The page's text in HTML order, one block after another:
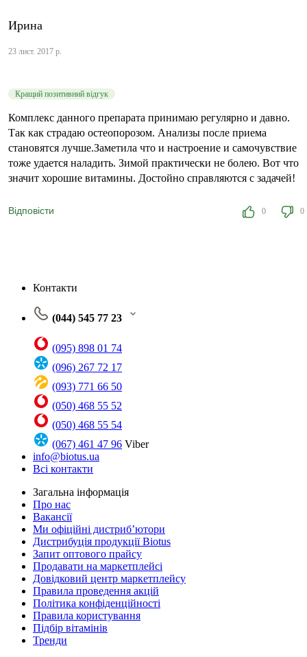
Ирина
23 лист. 2017 р.
Кращий позитивний відгук
Комплекс данного препарата принимаю регулярно и давно.
Так как страдаю остеопорозом. Анализы после приема
становятся лучше.Заметила что и настроение и самочувствие
тоже удается наладить. Зимой практически не болею. Вот что
значит хорошие витамины. Достойно справляются с задачей!
Відповісти 0 0
Контакти
(044) 545 77 23
(095) 898 01 74
(096) 267 72 17
(093) 771 66 50
(050) 468 55 52
(050) 468 55 54
(067) 461 47 96 Viber
info@biotus.ua
Всі контакти
Загальна інформація
Про нас
Вакансії
Ми офіційні дистриб’ютори
Дистрибуція продукції Biotus
Запит оптового прайсу
Продавати на маркетплейсі
Довідковий центр маркетплейсу
Правила проведення акцій
Політика конфіденційності
Правила користування
Підбір вітамінів
Тренди